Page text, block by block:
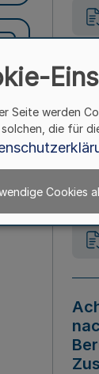
Seite werden
die für
Cookies